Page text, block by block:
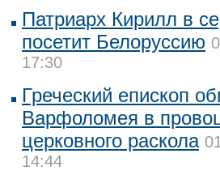
Патриарх Кирилл в
посетит Белоруссию
17:30
Греческий епископ
Варфоломея в
церковного раскола
14:44